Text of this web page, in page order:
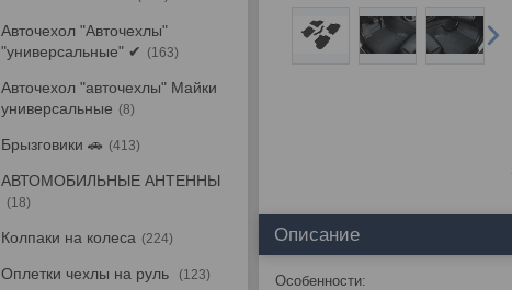
Описание
Особенности:
Авточехол "Авточехлы"
"универсальные" ✔
163
Авточехол "авточехлы" Майки
универсальные
8
Брызговики 🚗 413
АВТОМОБИЛЬНЫЕ АНТЕННЫ
18
Колпаки на колеса 224
Оплетки чехлы на руль 123